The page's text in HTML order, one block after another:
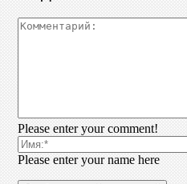
Please enter your comment!
Please enter your name here